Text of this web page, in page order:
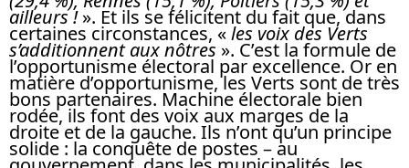
ailleurs !». Et ils se félicitent du fait que, dans
certaines circonstances, «les voix des Verts
s’additionnent aux nôtres ». C’est la formule de
l’opportunisme électoral par excellence. Or en
matière d’opportunisme, les Verts sont de très
bons partenaires. Machine électorale bien
rodée, ils font des voix aux marges de la
droite et de la gauche. Ils n’ont qu’un principe
solide : la conquête de postes – au